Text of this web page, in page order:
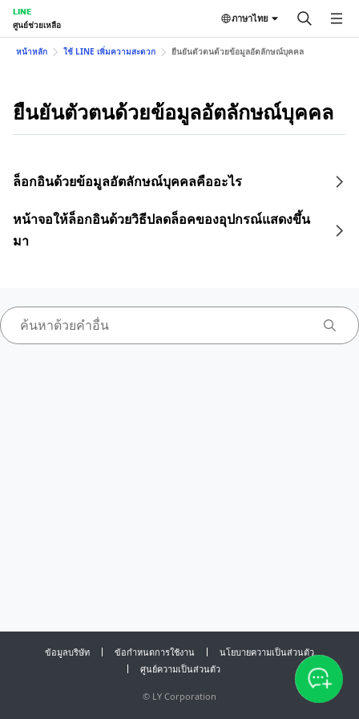
LINE
ศูนย์ช่วยเหลือ
ภาษาไทย
หน้าหลัก ใช้ LINE เพิ่มความสะดวก ยืนยันตัวตนด้วยข้อมูลอัตลักษณ์บุคคล
ยืนยันตัวตนด้วยข้อมูลอัตลักษณ์บุคคล
ล็อกอินด้วยข้อมูลอัตลักษณ์บุคคลคืออะไร
หน้าจอให้ล็อกอินด้วยวิธีปลดล็อคของอุปกรณ์แสดงขึ้น
มา
ข้อมูลบริษัท ข้อกำหนดการใช้งาน
นโยบายความเป็นส่วนตัว
ศูนย์ความเป็นส่วนตัว
© LY Corporation